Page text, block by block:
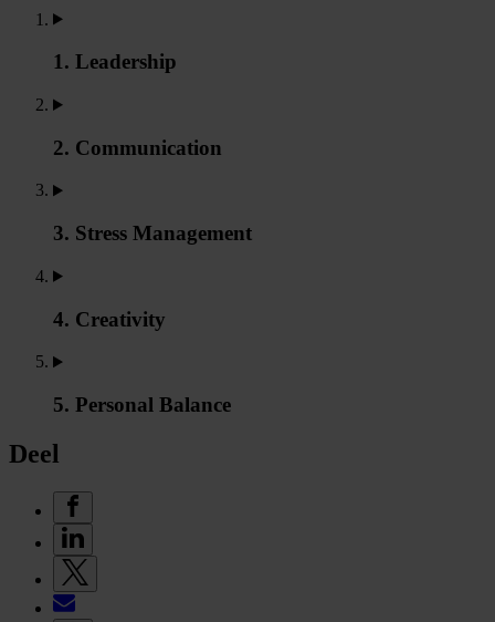
1. Leadership
2. Communication
3. Stress Management
4. Creativity
5. Personal Balance
Deel